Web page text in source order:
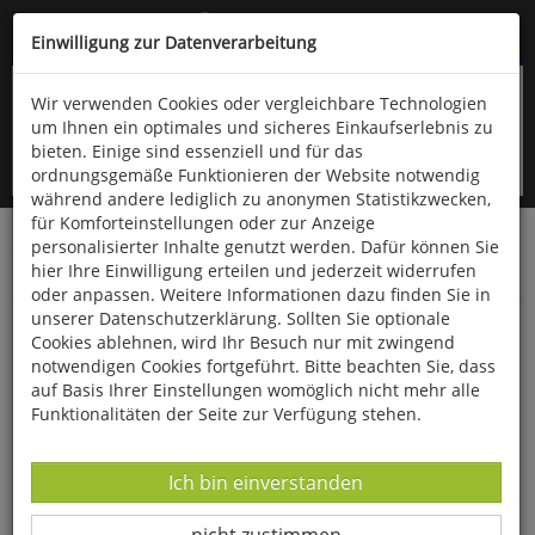
Kompletten Head der Seite überspringen
oder (06766) 9323-960
Startseite Bücher Downloads
Zeitschriften
SportPraxis
Projekt "Capoeira 360" -
Einwilligung zur Datenverarbeitung
Wir verwenden Cookies oder vergleichbare Technologien
um Ihnen ein optimales und sicheres Einkaufserlebnis zu
bieten. Einige sind essenziell und für das
ordnungsgemäße Funktionieren der Website notwendig
während andere lediglich zu anonymen Statistikzwecken,
für Komforteinstellungen oder zur Anzeige
personalisierter Inhalte genutzt werden. Dafür können Sie
hier Ihre Einwilligung erteilen und jederzeit widerrufen
oder anpassen. Weitere Informationen dazu finden Sie in
unserer Datenschutzerklärung. Sollten Sie optionale
Cookies ablehnen, wird Ihr Besuch nur mit zwingend
notwendigen Cookies fortgeführt. Bitte beachten Sie, dass
auf Basis Ihrer Einstellungen womöglich nicht mehr alle
Funktionalitäten der Seite zur Verfügung stehen.
Datenverarbeitung -
Ich bin einverstanden